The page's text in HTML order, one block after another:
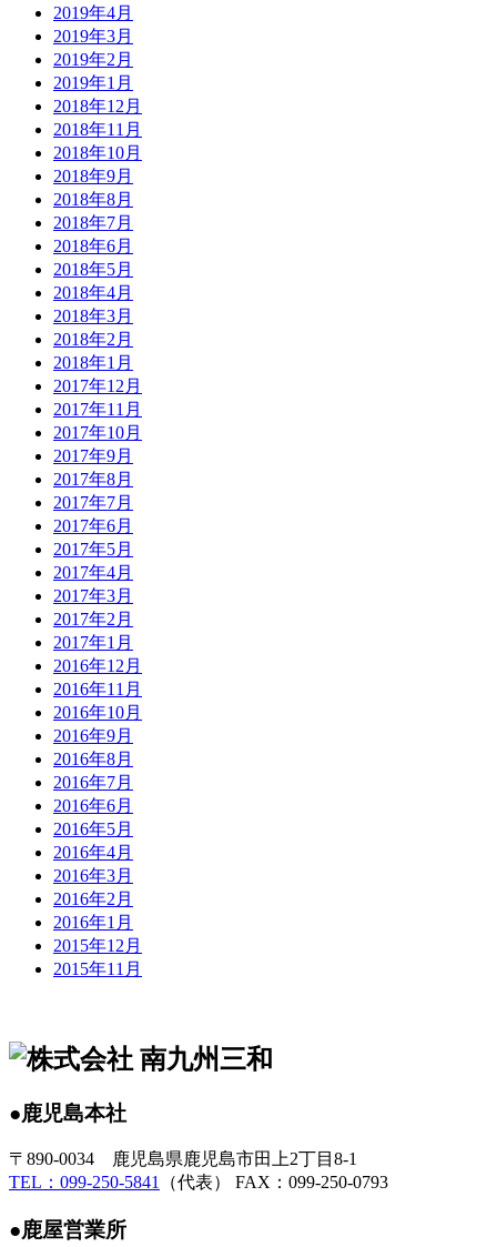
2019年4月
2019年3月
2019年2月
2019年1月
2018年12月
2018年11月
2018年10月
2018年9月
2018年8月
2018年7月
2018年6月
2018年5月
2018年4月
2018年3月
2018年2月
2018年1月
2017年12月
2017年11月
2017年10月
2017年9月
2017年8月
2017年7月
2017年6月
2017年5月
2017年4月
2017年3月
2017年2月
2017年1月
2016年12月
2016年11月
2016年10月
2016年9月
2016年8月
2016年7月
2016年6月
2016年5月
2016年4月
2016年3月
2016年2月
2016年1月
2015年12月
2015年11月
●鹿児島本社
〒890-0034 鹿児島県鹿児島市田上2丁目8-1
TEL：099-250-5841
（代表） FAX：099-250-0793
●鹿屋営業所